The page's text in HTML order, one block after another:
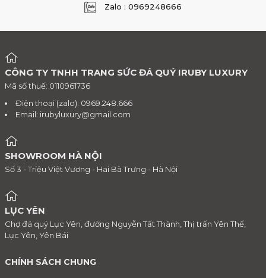
Zalo : 0969248666
CÔNG TY TNHH TRANG SỨC ĐÁ QUÝ IRUBY LUXURY
Mã số thuế: 0110961736
Điện thoại (zalo): 0969.248.666
Email: irubyluxury@gmail.com
SHOWROOM HÀ NỘI
Số 3 - Triệu Việt Vương - Hai Bà Trưng - Hà Nội
LỤC YÊN
Chợ đá quý Lục Yên, đường Nguyễn Tất Thành, Thị trấn Yên Thế,
Lục Yên, Yên Bái
CHÍNH SÁCH CHUNG